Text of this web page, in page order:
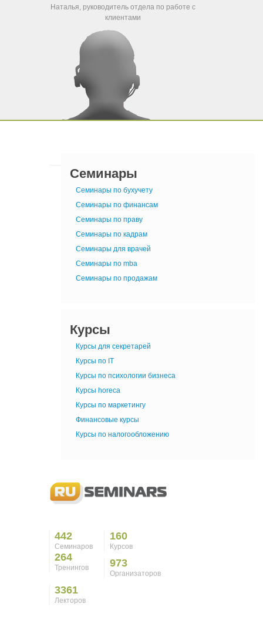
Наталья, руководитель отдела по работе с
клиентами
Семинары
Семинары по бухучету
Семинары по финансам
Семинары по праву
Семинары по кадрам
Семинары для врачей
Семинары по mba
Семинары по продажам
Курсы
Курсы для секретарей
Курсы по IT
Курсы по психологии бизнеса
Курсы horeca
Курсы по маркетингу
Финансовые курсы
Курсы по налогообложению
442
Семинаров
160
Курсов
264
Тренингов 973
Организаторов
3361
Лекторов